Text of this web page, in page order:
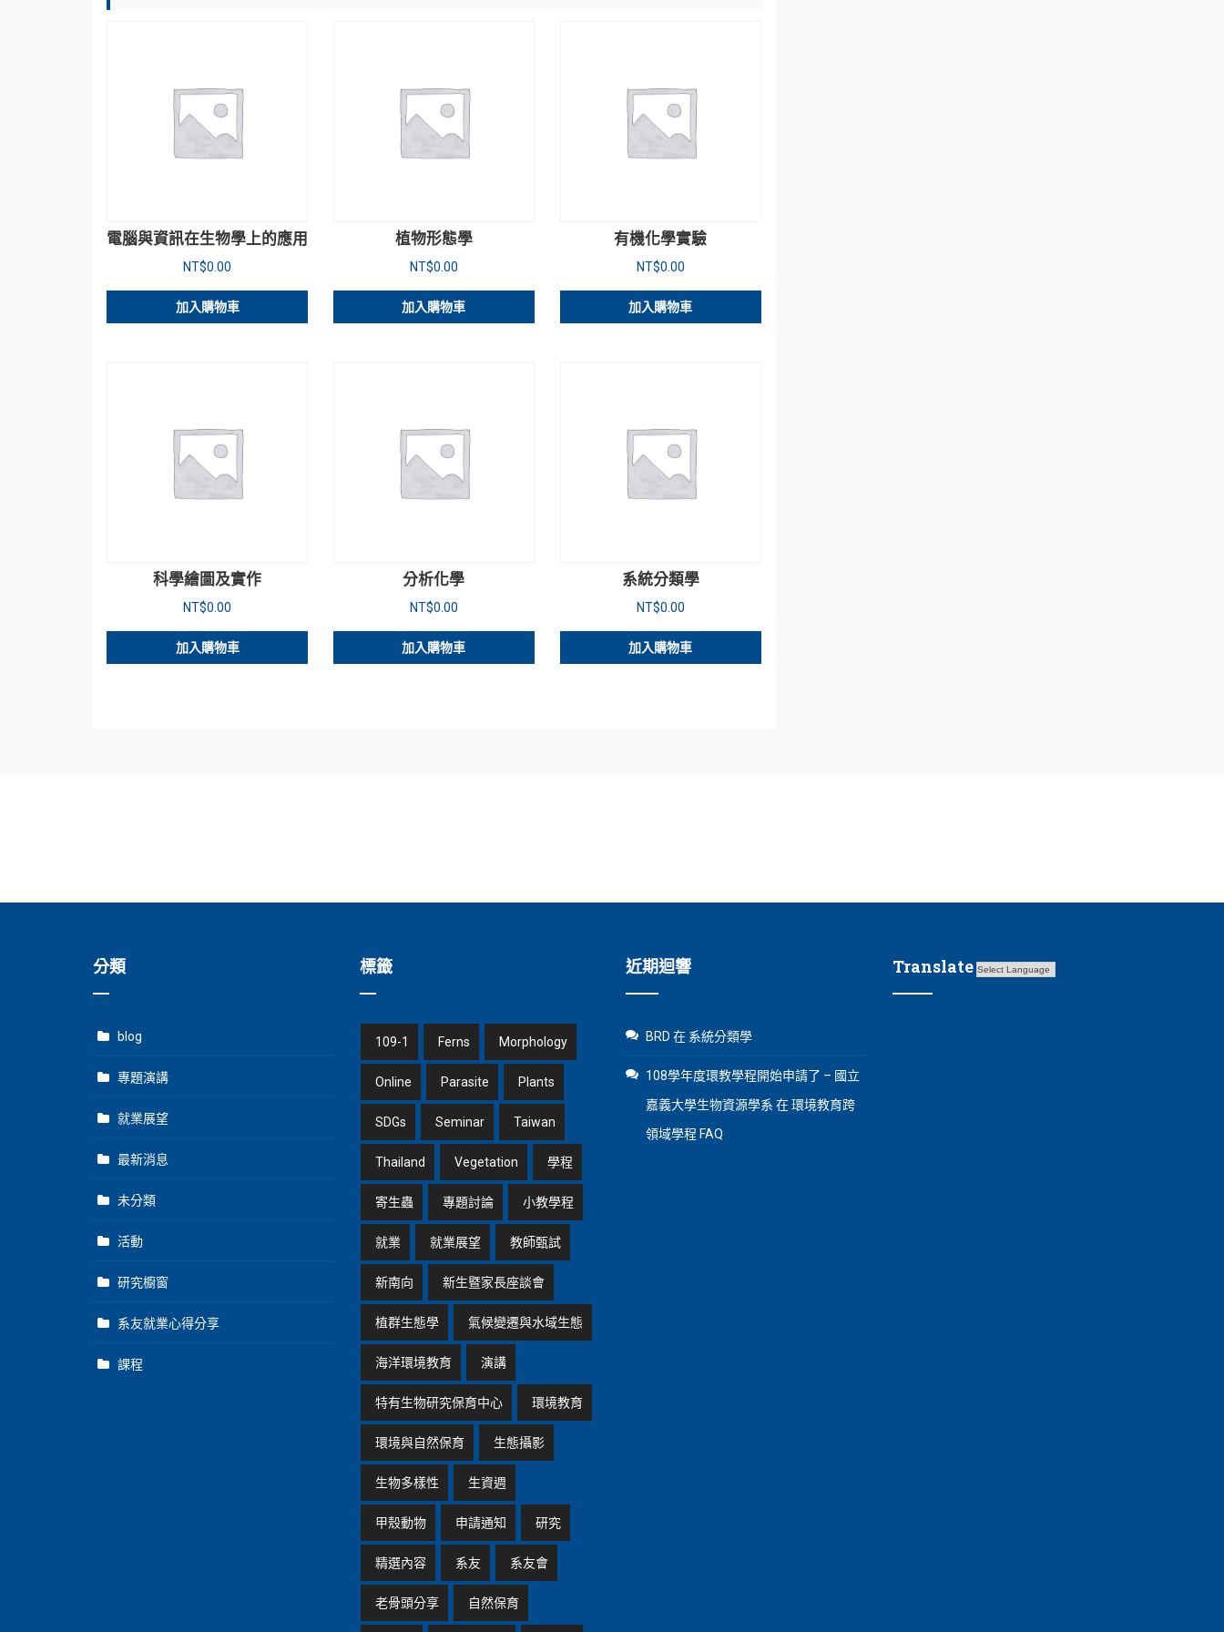
電腦與資訊在生物學上的應用
NT$0.00
加入購物車
植物形態學
NT$0.00
加入購物車
有機化學實驗
NT$0.00
加入購物車
科學繪圖及實作
NT$0.00
加入購物車
分析化學
NT$0.00
加入購物車
系統分類學
NT$0.00
加入購物車
分類
blog
專題演講
就業展望
最新消息
未分類
活動
研究櫥窗
系友就業心得分享
課程
標籤
109-1 Ferns Morphology
Online Parasite Plants
SDGs Seminar Taiwan
Thailand Vegetation 學程
寄生蟲 專題討論 小教學程
就業 就業展望 教師甄試
新南向 新生暨家長座談會
植群生態學 氣候變遷與水域生態
海洋環境教育 演講
特有生物研究保育中心 環境教育
環境與自然保育 生態攝影
生物多樣性 生資週
甲殼動物 申請通知 研究
精選內容 系友 系友會
老骨頭分享 自然保育
近期迴響
BRD 在 系統分類學
108學年度環教學程開始申請了 – 國立
嘉義大學生物資源學系 在環境教育跨
領域學程 FAQ
Translate